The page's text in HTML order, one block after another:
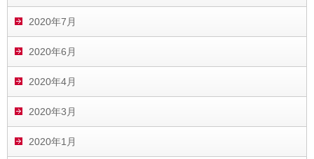
2020年7月
2020年6月
2020年4月
2020年3月
2020年1月